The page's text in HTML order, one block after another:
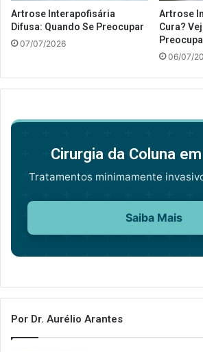
Artrose Interapofisária
Difusa: Quando Se Preocupar
07/07/2026
Artrose
Cura?
06/07/
Cirurgia da Coluna
Tratamentos minimamente
Saiba Mais
Por Dr. Aurélio Arantes